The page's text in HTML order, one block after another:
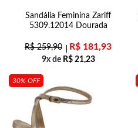
Sandália Feminina Zariff
5309.12014 Dourada
R$259,90 R$ 181,93
9x de R$21,23
30% OFF